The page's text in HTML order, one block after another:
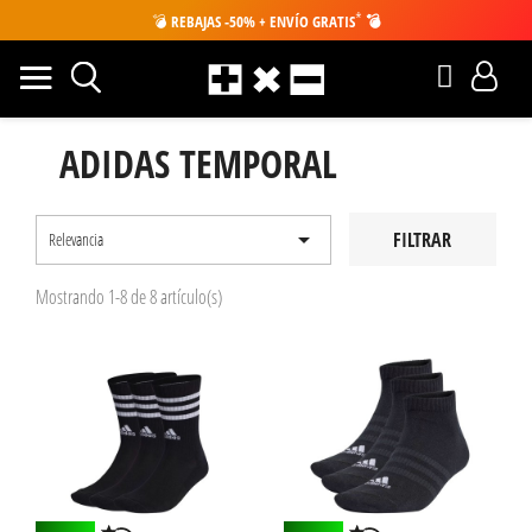
💣 REBAJAS -50% + ENVÍO GRATIS* 💣
ADIDAS TEMPORAL
Relevancia  FILTRAR
Mostrando 1-8 de 8 artículo(s)